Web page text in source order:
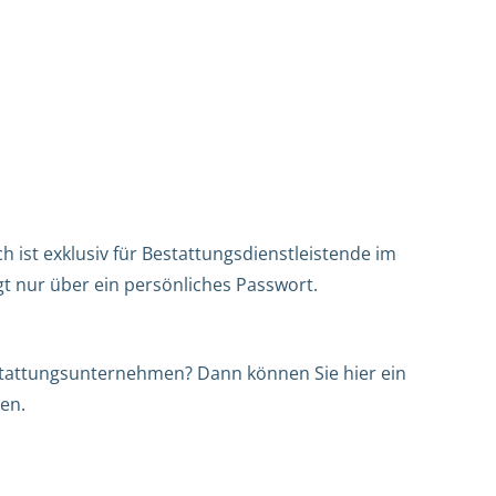
ist exklusiv für Bestattungsdienstleistende im
nur über ein persönliches Passwort.
Dann können Sie hier ein